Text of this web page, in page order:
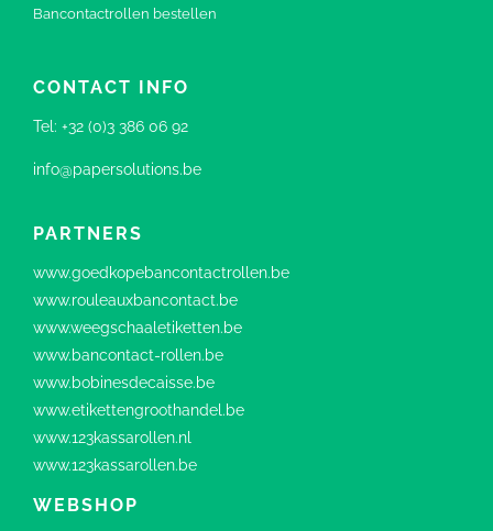
Bancontactrollen bestellen
CONTACT INFO
Tel: +32 (0)3 386 06 92
info@papersolutions.be
PARTNERS
www.goedkopebancontactrollen.be
www.rouleauxbancontact.be
www.weegschaaletiketten.be
www.bancontact-rollen.be
www.bobinesdecaisse.be
www.etikettengroothandel.be
www.123kassarollen.nl
www.123kassarollen.be
WEBSHOP